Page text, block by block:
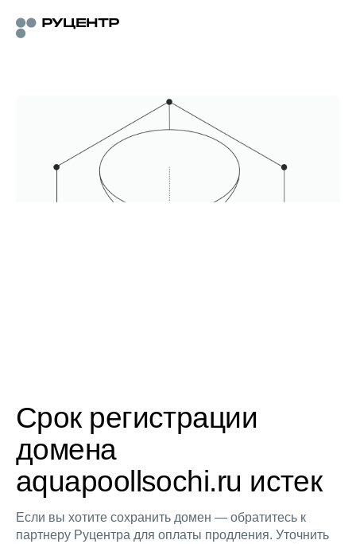
Срок регистрации
домена
aquapoollsochi.ru истек
Если вы хотите сохранить домен — обратитесь к
партнеру Руцентра для оплаты продления. Уточнить